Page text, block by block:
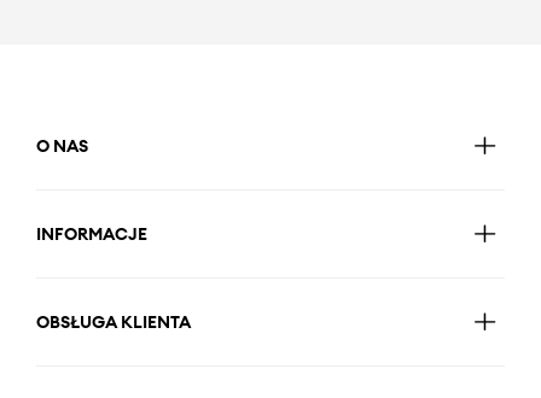
O NAS
INFORMACJE
OBSŁUGA KLIENTA